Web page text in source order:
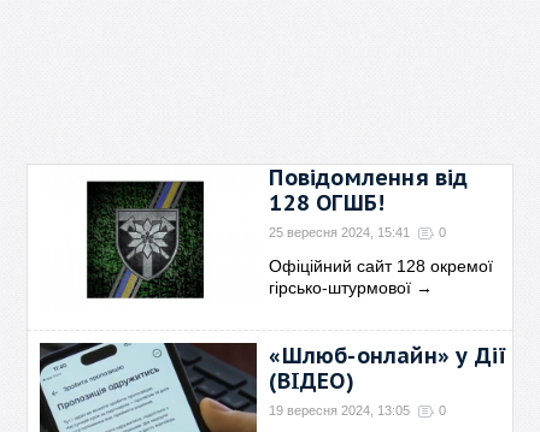
Повідомлення від
128 ОГШБ!
25 вересня 2024, 15:41 0
Офіційний сайт 128 окремої
гірсько-штурмової →
«Шлюб-онлайн» у Дії
(ВІДЕО)
19 вересня 2024, 13:05 0